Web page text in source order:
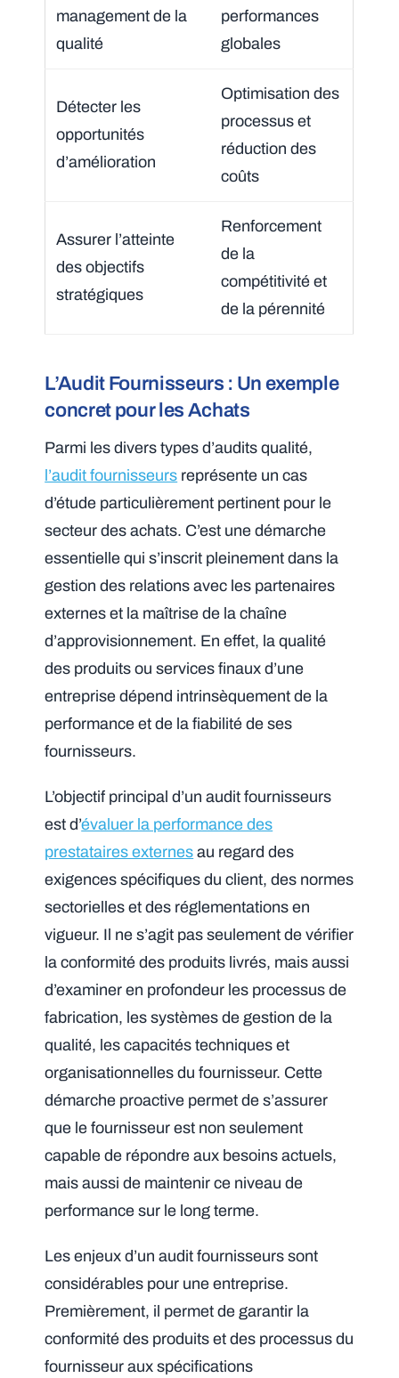
management de la
qualité
performances
globales
Détecter les
opportunités
d’amélioration
Optimisation des
processus et
réduction des
coûts
Assurer l’atteinte
des objectifs
stratégiques
Renforcement
de la
compétitivité et
de la pérennité
L’Audit Fournisseurs : Un exemple
concret pour les Achats
Parmi les divers types d’audits qualité,
l’audit fournisseurs représente un cas
d’étude particulièrement pertinent pour le
secteur des achats. C’est une démarche
essentielle qui s’inscrit pleinement dans la
gestion des relations avec les partenaires
externes et la maîtrise de la chaîne
d’approvisionnement. En effet, la qualité
des produits ou services finaux d’une
entreprise dépend intrinsèquement de la
performance et de la fiabilité de ses
fournisseurs.
L’objectif principal d’un audit fournisseurs
est d’évaluer la performance des
prestataires externes au regard des
exigences spécifiques du client, des normes
sectorielles et des réglementations en
vigueur. Il ne s’agit pas seulement de vérifier
la conformité des produits livrés, mais aussi
d’examiner en profondeur les processus de
fabrication, les systèmes de gestion de la
qualité, les capacités techniques et
organisationnelles du fournisseur. Cette
démarche proactive permet de s’assurer
que le fournisseur est non seulement
capable de répondre aux besoins actuels,
mais aussi de maintenir ce niveau de
performance sur le long terme.
Les enjeux d’un audit fournisseurs sont
considérables pour une entreprise.
Premièrement, il permet de garantir la
conformité des produits et des processus du
fournisseur aux spécifications